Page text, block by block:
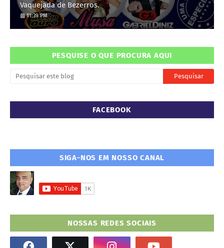
Vaquejada de Bezerros.
11:39 PM
PESQUISE O QUE PROCURA AQUI
FACEBOOK
SIGA-NOS EM NOSSO CANAL
NOSSAS REDES SOCIAIS